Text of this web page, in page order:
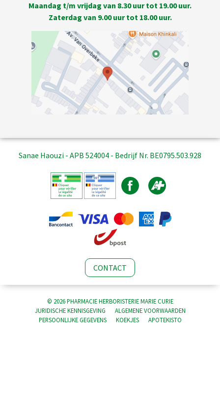
Maandag t/m vrijdag van 8.30 uur tot 19.00 uur.
Zaterdag van 9.00 uur tot 18.00 uur.
Sanae Haouzi - APB 524004 - Bedrijf Nr. BE0795.503.928
CONTACT
© 2026 PHARMACIE HERBORISTERIE MARIE CURIE
JURIDISCHE KENNISGEVING
ALGEMENE VOORWAARDEN
PERSOONLIJKE GEGEVENS
KOEKJES APOTEKISTO